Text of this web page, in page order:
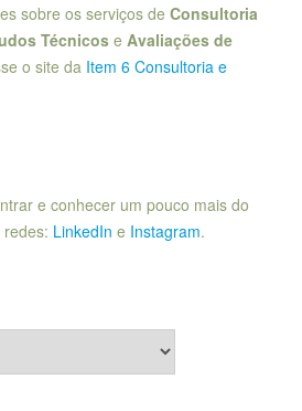
sobre os serviços de Consultoria
Técnicos e Avaliações de
o site da Item 6 Consultoria e
e conhecer um pouco mais do
LinkedIn e Instagram.